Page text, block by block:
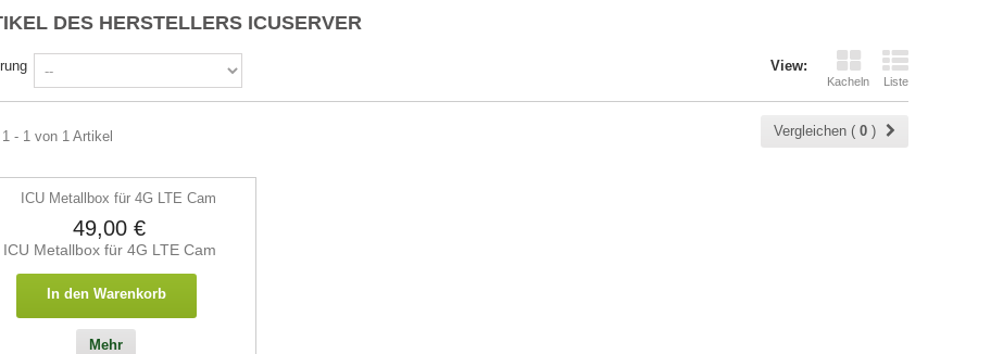
DES HERSTELLERS ICUSERVER
View:
Kacheln Liste
Vergleichen ( 0 )
- 1 von 1 Artikel
49,00 €
ICU Metallbox für 4G LTE Cam
In den Warenkorb
Mehr